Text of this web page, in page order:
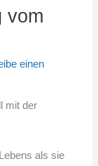
vom
einen
mit der
als sie